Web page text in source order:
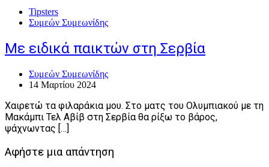
Tipsters
Συμεών Συμεωνίδης
Με ειδικά παικτών στη Σερβία
Συμεών Συμεωνίδης
14 Μαρτίου 2024
Χαιρετώ τα φιλαράκια μου. Στο ματς του Ολυμπιακού με τη
Μακάμπι Τελ Αβίβ στη Σερβία θα ρίξω το βάρος,
ψάχνωντας […]
Αφήστε μια απάντηση